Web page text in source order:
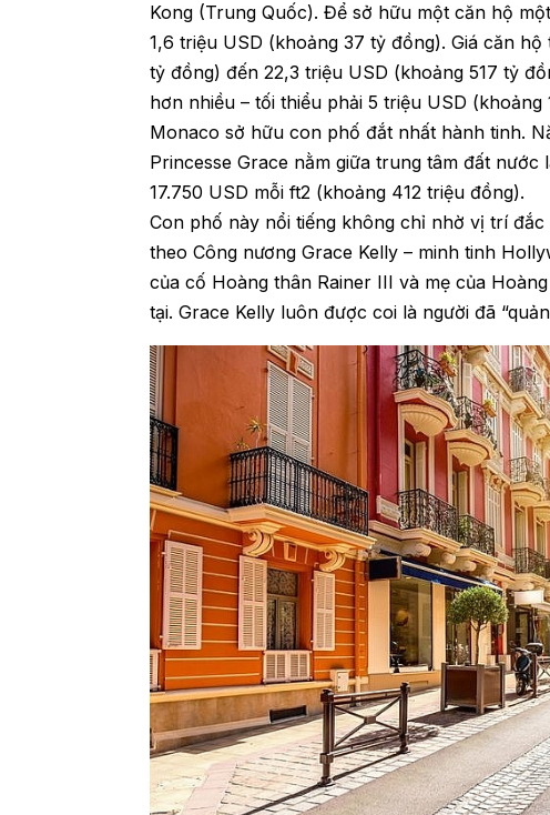
Kong (Trung Quốc). Để sở hữu một căn hộ
1,6 triệu USD (khoảng 37 tỷ đồng). Giá căn
tỷ đồng) đến 22,3 triệu USD (khoảng 517 tỷ
hơn nhiều – tối thiểu phải 5 triệu USD (khoảng
Monaco sở hữu con phố đắt nhất hành tinh.
Princesse Grace nằm giữa trung tâm đất
17.750 USD mỗi ft2 (khoảng 412 triệu đồng).
Con phố này nổi tiếng không chỉ nhờ vị trí
theo Công nương Grace Kelly – minh tinh
của cố Hoàng thân Rainer III và mẹ của
tại. Grace Kelly luôn được coi là người đã